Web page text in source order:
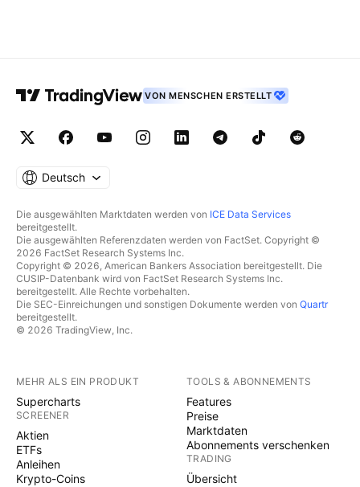
VON MENSCHEN ERSTELLT
Deutsch
Die ausgewählten Marktdaten werden von ICE Data Services
bereitgestellt.
Die ausgewählten Referenzdaten werden von FactSet. Copyright ©
2026 FactSet Research Systems Inc.
Copyright © 2026, American Bankers Association bereitgestellt. Die
CUSIP-Datenbank wird von FactSet Research Systems Inc.
bereitgestellt. Alle Rechte vorbehalten.
Die SEC-Einreichungen und sonstigen Dokumente werden von Quartr
bereitgestellt.
© 2026 TradingView, Inc.
MEHR ALS EIN PRODUKT
Supercharts
SCREENER
Aktien
ETFs
Anleihen
Krypto-Coins
TOOLS & ABONNEMENTS
Features
Preise
Marktdaten
Abonnements verschenken
TRADING
Übersicht